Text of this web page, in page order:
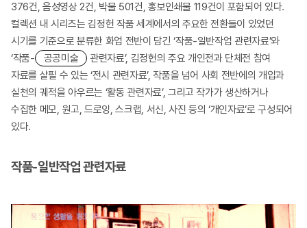
376건, 음성영상 2건, 박물 501건, 홍보인쇄물 119건이 포함되어 있다.
컬렉션 내 시리즈는 김정헌 작품 세계에서의 주요한 전환들이 있었던
시기를 기준으로 분류한 화업 전반이 담긴 ‘작품-일반작업 관련자료’와
‘작품-
공공미술
관련자료’, 김정헌의 주요 개인전과 단체전 참여
자료를 살필 수 있는 ‘전시 관련자료’, 작품을 넘어 사회 전반에의 개입과
실천의 궤적을 아우르는 ‘활동 관련자료’, 그리고 작가가 생산하거나
수집한 메모, 원고, 드로잉, 스크랩, 서신, 사진 등의 ‘개인자료’로 구성되어
있다.
작품-일반작업 관련자료